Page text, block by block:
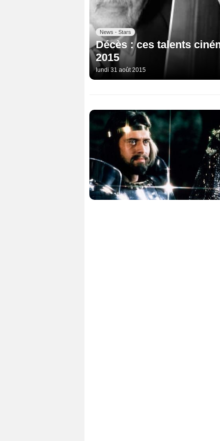
News - Stars
Décès : ces talents
2015
lundi 31 août 2015